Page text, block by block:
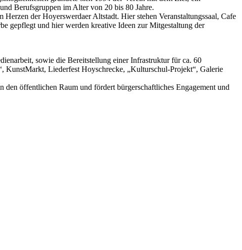
Berufsgruppen im Alter von 20 bis 80 Jahre.
der Hoyerswerdaer Altstadt. Hier stehen Veranstaltungssaal, Cafe
gepflegt und hier werden kreative Ideen zur Mitgestaltung der
sowie die Bereitstellung einer Infrastruktur für ca. 60
KunstMarkt, Liederfest Hoyschrecke, „Kulturschul-Projekt“, Galerie
öffentlichen Raum und fördert bürgerschaftliches Engagement und